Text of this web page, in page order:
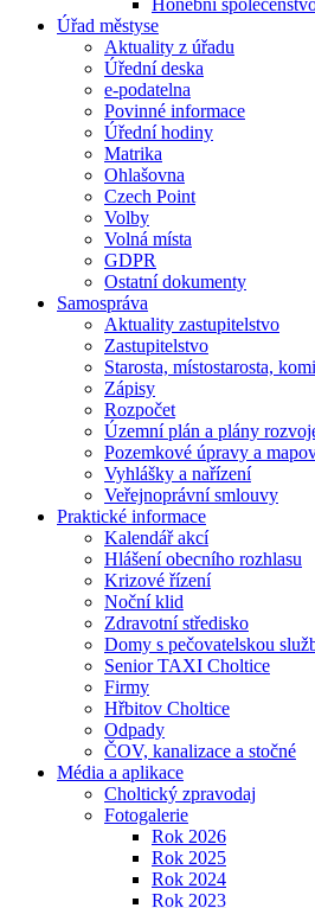
Honební
Úřad městyse
Aktuality z úřadu
Úřední deska
e-podatelna
Povinné informace
Úřední hodiny
Matrika
Ohlašovna
Czech Point
Volby
Volná místa
GDPR
Ostatní dokumenty
Samospráva
Aktuality zastupitelstvo
Zastupitelstvo
Starosta, místostarosta,
Zápisy
Rozpočet
Územní plán a plány
Pozemkové úpravy a
Vyhlášky a nařízení
Veřejnoprávní smlouvy
Praktické informace
Kalendář akcí
Hlášení obecního rozhlasu
Krizové řízení
Noční klid
Zdravotní středisko
Domy s pečovatelskou
Senior TAXI Choltice
Firmy
Hřbitov Choltice
Odpady
ČOV, kanalizace a stočné
Média a aplikace
Choltický zpravodaj
Fotogalerie
Rok 2026
Rok 2025
Rok 2024
Rok 2023